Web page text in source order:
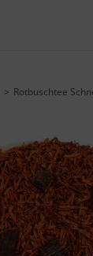
Rotbuschtee